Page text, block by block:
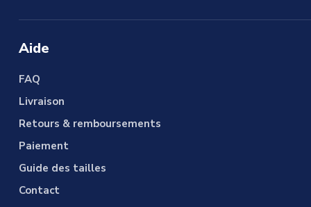
Aide
FAQ
Livraison
Retours & remboursements
Paiement
Guide des tailles
Contact